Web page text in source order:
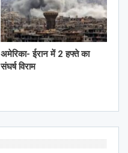
अमेरिका- ईरान में 2 हफ्ते का
संघर्ष विराम